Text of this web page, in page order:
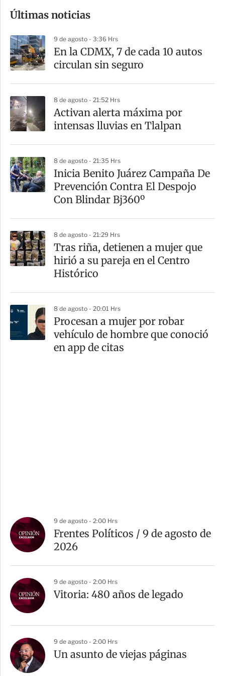
m
a
r
t
i
r
Últimas noticias
9 de agosto - 3:36 Hrs
En la CDMX, 7 de cada 10 autos
circulan sin seguro
8 de agosto - 21:52 Hrs
Activan alerta máxima por
intensas lluvias en Tlalpan
8 de agosto - 21:35 Hrs
Inicia Benito Juárez Campaña De
Prevención Contra El Despojo
Con Blindar Bj360º
8 de agosto - 21:29 Hrs
Tras riña, detienen a mujer que
hirió a su pareja en el Centro
Histórico
8 de agosto - 20:01 Hrs
Procesan a mujer por robar
vehículo de hombre que conoció
en app de citas
9 de agosto - 2:00 Hrs
Frentes Políticos / 9 de agosto de
2026
9 de agosto - 2:00 Hrs
Vitoria: 480 años de legado
9 de agosto - 2:00 Hrs
Un asunto de viejas páginas